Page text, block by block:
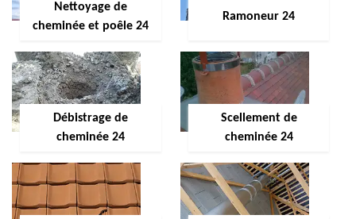
Nettoyage de
cheminée et poêle 24
Ramoneur 24
Débistrage de
cheminée 24
Scellement de
cheminée 24